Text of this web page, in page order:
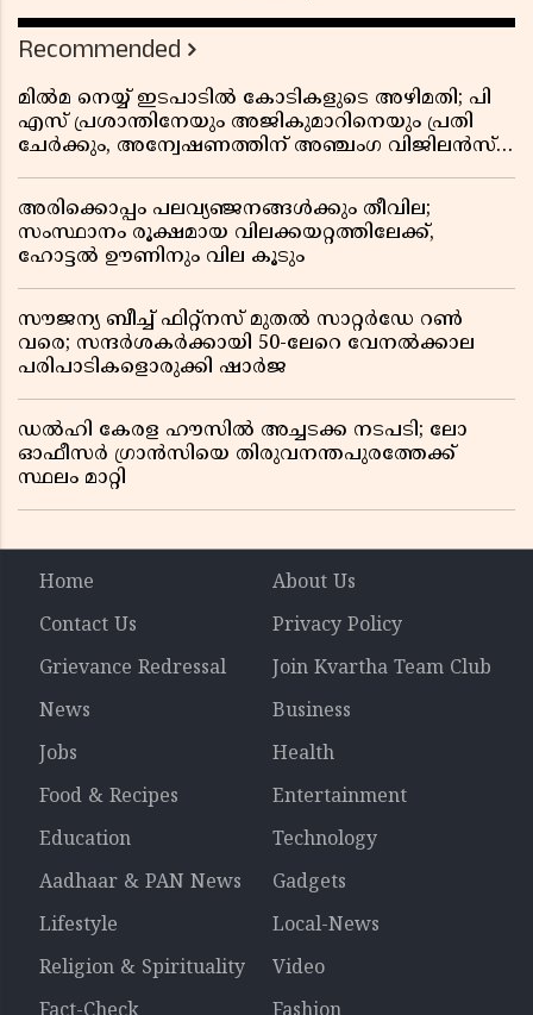
Recommended
മിൽമ നെയ്യ് ഇടപാടിൽ കോടികളുടെ അഴിമതി; പി
എസ് പ്രശാന്തിനേയും അജികുമാറിനെയും പ്രതി
ചേർക്കും, അന്വേഷണത്തിന് അഞ്ചംഗ വിജിലൻസ്
അരിക്കൊപ്പം പലവ്യഞ്ജനങ്ങൾക്കും തീവില;
സംസ്ഥാനം രൂക്ഷമായ വിലക്കയറ്റത്തിലേക്ക്,
ഹോട്ടൽ ഊണിനും വില കൂടും
സൗജന്യ ബീച്ച് ഫിറ്റ്നസ് മുതൽ സാറ്റർഡേ റൺ
വരെ; സന്ദർശകർക്കായി 50-ലേറെ വേനൽക്കാല
പരിപാടികളൊരുക്കി ഷാർജ
ഡൽഹി കേരള ഹൗസിൽ അച്ചടക്ക നടപടി; ലോ
ഓഫീസർ ഗ്രാൻസിയെ തിരുവനന്തപുരത്തേക്ക്
സ്ഥലം മാറ്റി
Home
About Us
Contact Us
Privacy Policy
Grievance Redressal
Join Kvartha Team Club
News
Business
Jobs
Health
Food & Recipes
Entertainment
Education
Technology
Aadhaar & PAN News
Gadgets
Lifestyle
Local-News
Religion & Spirituality
Video